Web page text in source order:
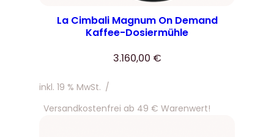
La Cimbali Magnum On Demand
Kaffee-Dosiermühle
3.160,00 €
inkl. 19 % MwSt. /
Versandkostenfrei ab 49 € Warenwert!